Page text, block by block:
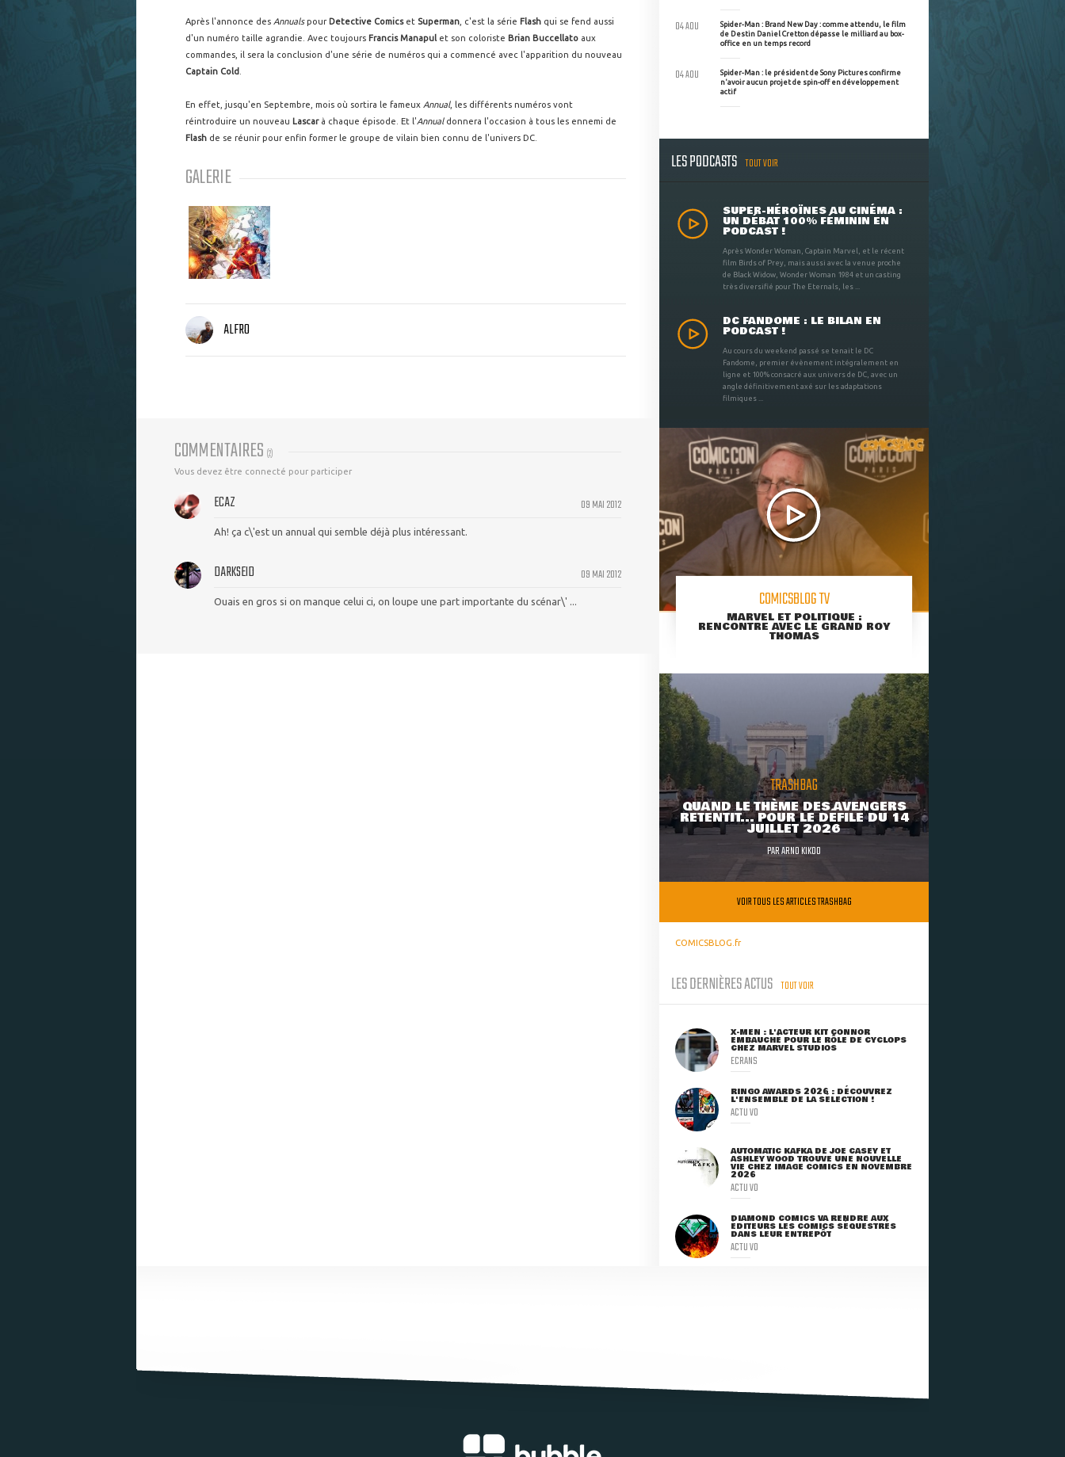
Après l'annonce des Annualspour Detective Comicset Superman , c'est la série Flash qui se fend aussi
d'un numéro taille agrandie. Avec toujours Francis Manapul et son coloriste Brian Buccellato aux
commandes, il sera la conclusion d'une série de numéros qui a commencé avec l'apparition du nouveau
Captain Cold
En effet, jusqu'en Septembre, mois où sortira le fameux Annual, les différents numéros vont
réintroduire un nouveau Lascarà chaque épisode. Et l'Annualdonnera l'occasion à tous les ennemi de
Flash de se réunir pour enfin former le groupe de vilain bien connu de l'univers DC.
GALERIE
ALFRO
COMMENTAIRES (2)
Vous devez être connecté pour participer
09 MAI 2012
ECAZ
Ah! ça c\'est un annual qui semble déjà plus intéressant.
09 MAI 2012
DARKSEID
Ouais en gros si on manque celui ci, on loupe une part importante du scénar\' ...
Spider-Man : Brand New Day : comme attendu, le film
de Destin Daniel Cretton dépasse le milliard au box-
office en un temps record
04 AOU
Spider-Man : le président de Sony Pictures confirme
n'avoir aucun projet de spin-off en développement
actif
04 AOU
LES PODCASTS TOUT VOIR
SUPER-HÉROÏNES AU CINÉMA :
UN DÉBAT 100% FÉMININ EN
PODCAST !
Après Wonder Woman, Captain Marvel, et le récent
film Birds of Prey, mais aussi avec la venue proche
de Black Widow, Wonder Woman 1984 et un casting
très diversifié pour The Eternals, les ...
DC FANDOME : LE BILAN EN
PODCAST !
Au cours du weekend passé se tenait le DC
Fandome, premier évènement intégralement en
ligne et 100% consacré aux univers de DC, avec un
angle définitivement axé sur les adaptations
filmiques ...
COMICSBLOG TV
MARVEL ET POLITIQUE :
RENCONTRE AVEC LE GRAND ROY
THOMAS
TRASHBAG
QUAND LE THÈME DES AVENGERS
RETENTIT... POUR LE DÉFILÉ DU 14
JUILLET 2026
PARARNO KIKOO
VOIR TOUS LES ARTICLES TRASHBAG
COMICSBLOG.fr
LES DERNIÈRES ACTUS TOUT VOIR
X-MEN : L'ACTEUR KIT CONNOR
EMBAUCHÉ POUR LE RÔLE DE CYCLOPS
CHEZ MARVEL STUDIOS
ECRANS
RINGO AWARDS 2026 : DÉCOUVREZ
L'ENSEMBLE DE LA SÉLECTION !
ACTU VO
AUTOMATIC KAFKA DE JOE CASEY ET
ASHLEY WOOD TROUVE UNE NOUVELLE
VIE CHEZ IMAGE COMICS EN NOVEMBRE
2026
ACTU VO
DIAMOND COMICS VA RENDRE AUX
ÉDITEURS LES COMICS SÉQUESTRÉS
DANS LEUR ENTREPÔT
ACTU VO